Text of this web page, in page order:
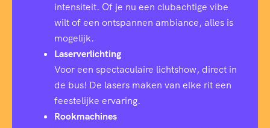
intensiteit. Of je nu een clubachtige vibe
wilt of een ontspannen ambiance, alles is
mogelijk.
Laserverlichting
Voor een spectaculaire lichtshow, direct in
de bus! De lasers maken van elke rit een
feestelijke ervaring.
Rookmachines